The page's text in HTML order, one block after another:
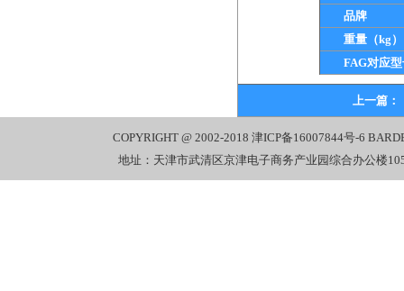
品牌
重量（kg）
FAG对应
上一篇：
COPYRIGHT @ 2002-2018津ICP备16007844号-6
地址：天津市武清区京津电子商务产业园综合办公